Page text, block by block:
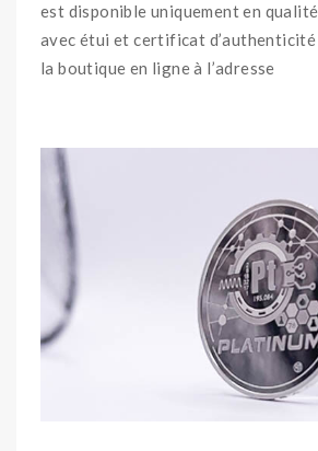
est disponible uniquement en
avec étui et certificat d’authenticité
la boutique en ligne à l’adresse